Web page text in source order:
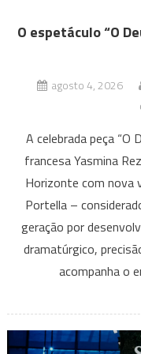
O espetáculo “O
agosto 4, 2026
A celebrada peça “O
francesa Yasmina
Horizonte com nova
Portella –
geração por
dramatúrgico,
acompanha o